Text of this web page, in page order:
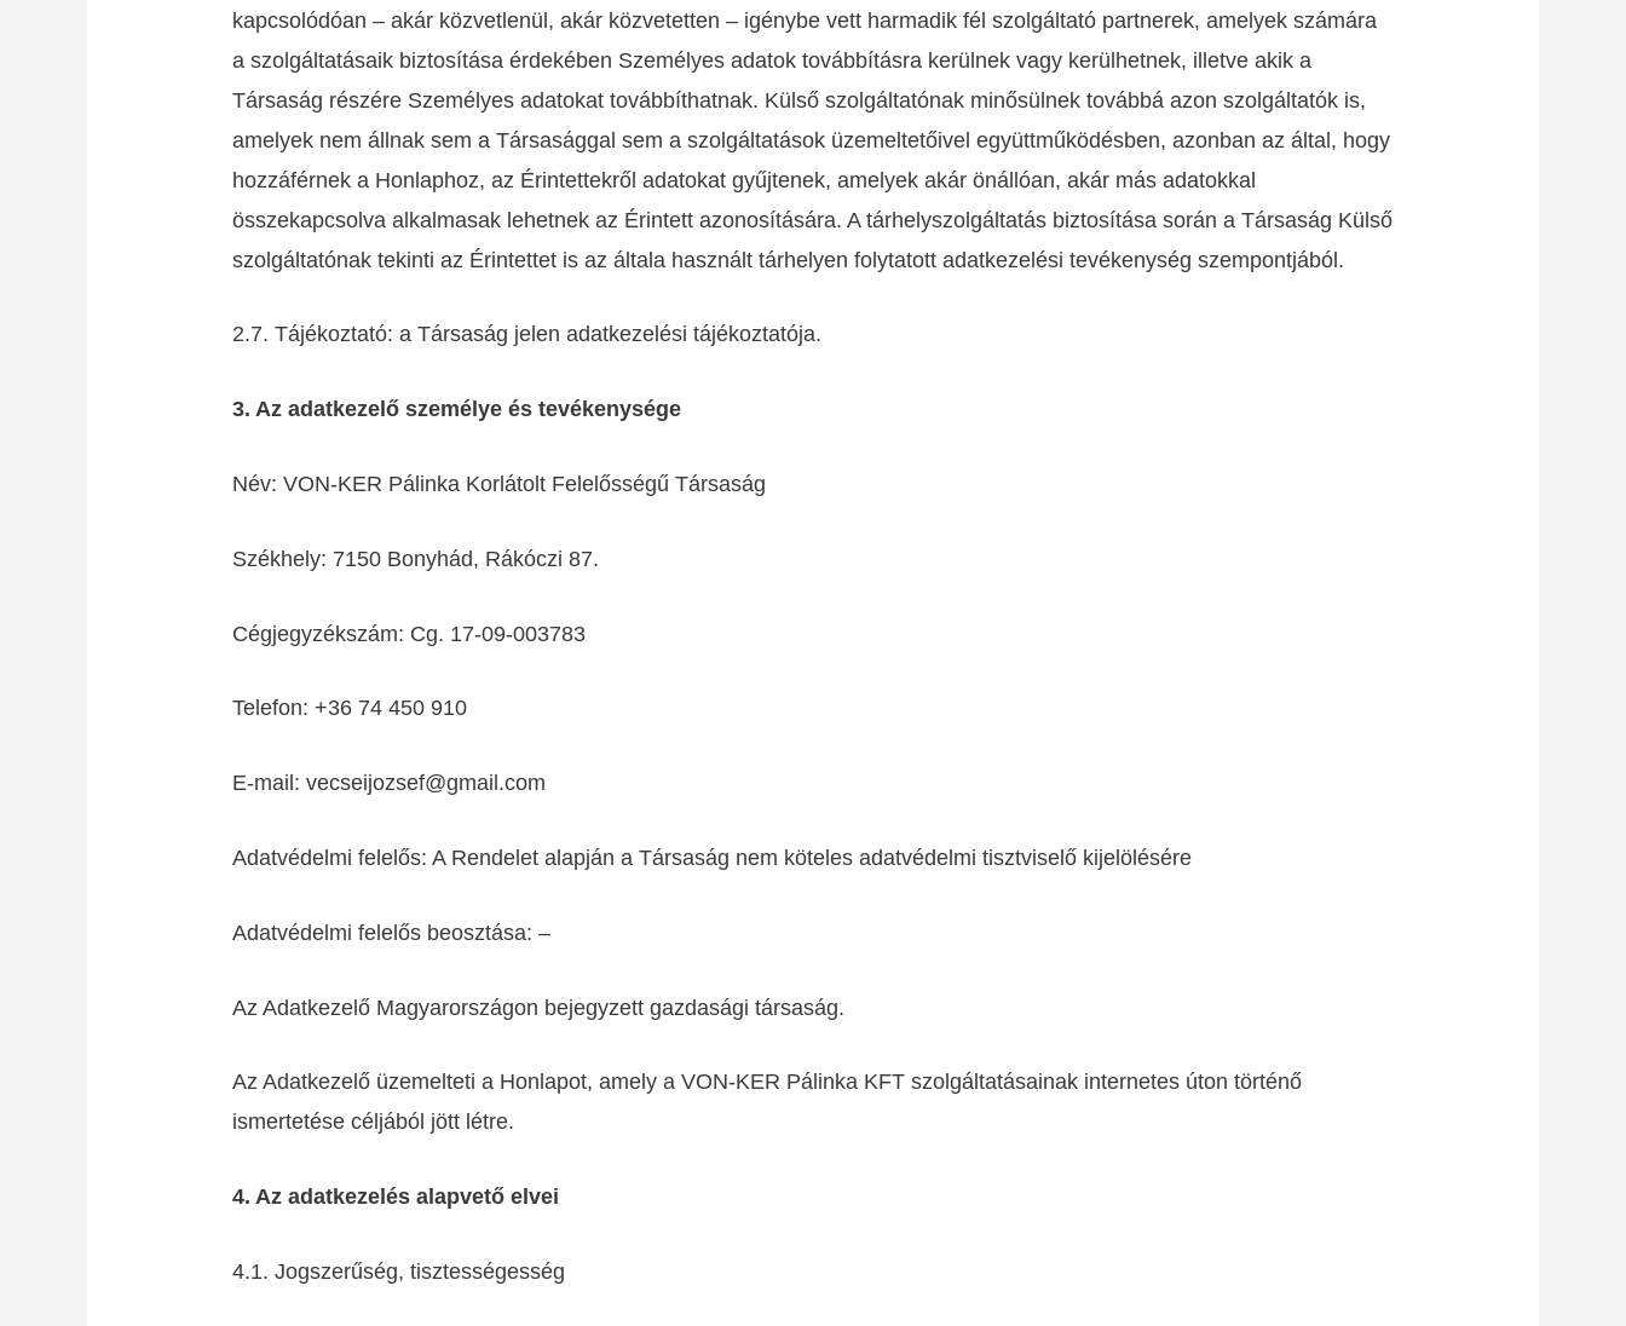
kapcsolódóan – akár közvetlenül, akár közvetetten – igénybe vett harmadik fél szolgáltató partnerek, amelyek számára
a szolgáltatásaik biztosítása érdekében Személyes adatok továbbításra kerülnek vagy kerülhetnek, illetve akik a
Társaság részére Személyes adatokat továbbíthatnak. Külső szolgáltatónak minősülnek továbbá azon szolgáltatók is,
amelyek nem állnak sem a Társasággal sem a szolgáltatások üzemeltetőivel együttműködésben, azonban az által, hogy
hozzáférnek a Honlaphoz, az Érintettekről adatokat gyűjtenek, amelyek akár önállóan, akár más adatokkal
összekapcsolva alkalmasak lehetnek az Érintett azonosítására. A tárhelyszolgáltatás biztosítása során a Társaság Külső
szolgáltatónak tekinti az Érintettet is az általa használt tárhelyen folytatott adatkezelési tevékenység szempontjából.
2.7. Tájékoztató: a Társaság jelen adatkezelési tájékoztatója.
3. Az adatkezelő személye és tevékenysége
Név: VON-KER Pálinka Korlátolt Felelősségű Társaság
Székhely: 7150 Bonyhád, Rákóczi 87.
Cégjegyzékszám: Cg. 17-09-003783
Telefon: +36 74 450 910
E-mail: vecseijozsef@gmail.com
Adatvédelmi felelős: A Rendelet alapján a Társaság nem köteles adatvédelmi tisztviselő kijelölésére
Adatvédelmi felelős beosztása: –
Az Adatkezelő Magyarországon bejegyzett gazdasági társaság.
Az Adatkezelő üzemelteti a Honlapot, amely a VON-KER Pálinka KFT szolgáltatásainak internetes úton történő
ismertetése céljából jött létre.
4. Az adatkezelés alapvető elvei
4.1. Jogszerűség, tisztességesség